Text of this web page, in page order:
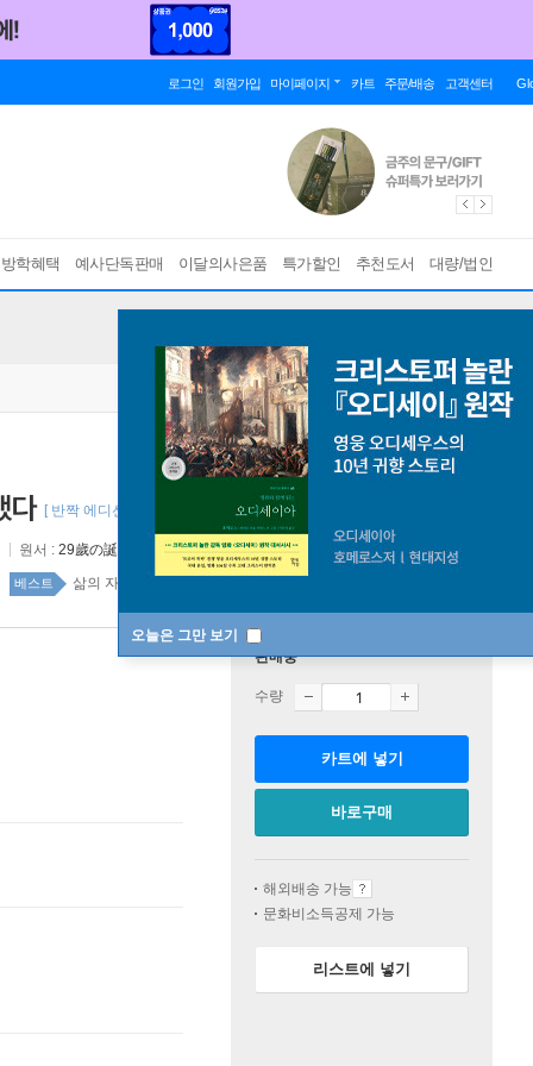
로그인 회원가입 마이페이지 카트 주문/배송 고객센터
학혜택 예사단독판매 이달의사은품 특가할인 추천도서 대량/법인
오늘은 그만 보기
다 [ 반짝 에디션, 양장 ]
원서 : 29歲の誕生日,あと1年で死のうと決めた。
베스트 삶의 자세와 지혜 92위
판매중
수량
카트에 넣기
바로구매
해외배송 가능
문화비소득공제 가능
리스트에 넣기